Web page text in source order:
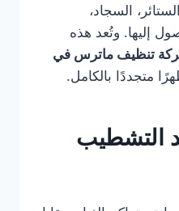
السجاد،
إليها. وتُعد هذه
تنظيف ماترس في
متجددًا بالكامل.
التشطيب